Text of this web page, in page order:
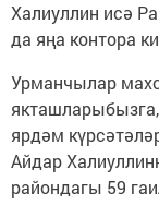
Халиуллин исә
да яңа контора
Урманчылар
ярдәм
Айдар
райондагы 59